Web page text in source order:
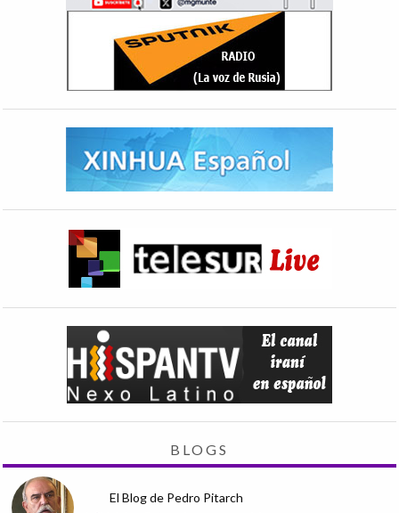
BLOGS
El Blog de Pedro Pitarch